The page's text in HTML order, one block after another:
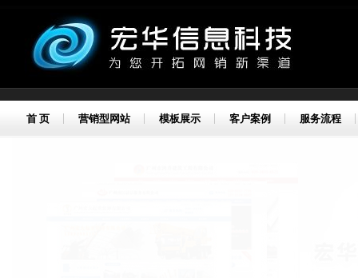
首 页 营销型网站 模板展示 客户案例 服务流程